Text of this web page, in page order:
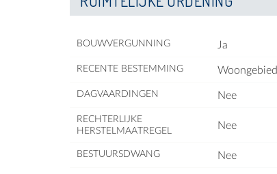
BOUWVERGUNNING Ja
RECENTE BESTEMMING Woongebied
DAGVAARDINGEN Nee
RECHTERLIJKE
HERSTELMAATREGEL
Nee
BESTUURSDWANG Nee